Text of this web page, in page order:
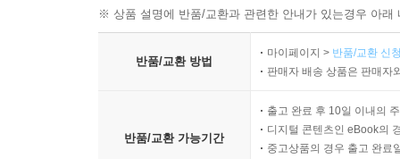
※ 상품 설명에 반품/교환과 관련한 안내가 있는경우 아
반품/교환 방법
마이페이지 > 반품/교환 신
판매자 배송 상품은 판매자
반품/교환 가능기간
출고 완료 후 10일 이내의
디지털 콘텐츠인 eBook의
중고상품의 경우 출고 완료